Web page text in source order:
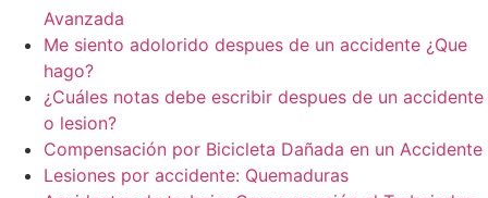
Avanzada
Me siento adolorido despues de un accidente ¿Que
hago?
¿Cuáles notas debe escribir despues de un accidente
o lesion?
Compensación por Bicicleta Dañada en un Accidente
Lesiones por accidente: Quemaduras